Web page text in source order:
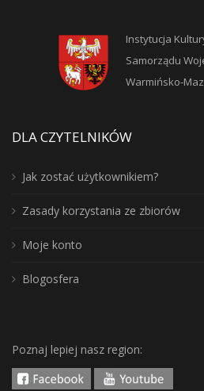
Instytucja
Samorządu
Warmińsko-
DLA CZYTELNIKÓW
Jak zostać użytkownikiem?
Zasady korzystania ze zbiorów
Moje konto
Blogosfera
Poznaj lepiej nasz region: